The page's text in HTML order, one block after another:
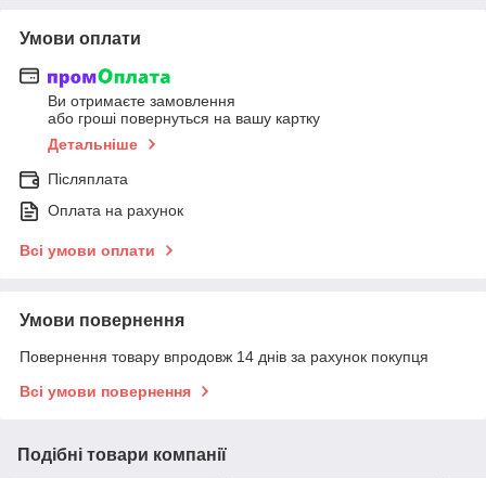
Умови оплати
Ви отримаєте замовлення
або гроші повернуться на вашу картку
Детальніше
Післяплата
Оплата на рахунок
Всі умови оплати
Умови повернення
Повернення товару впродовж 14 днів за рахунок покупця
Всі умови повернення
Подібні товари компанії